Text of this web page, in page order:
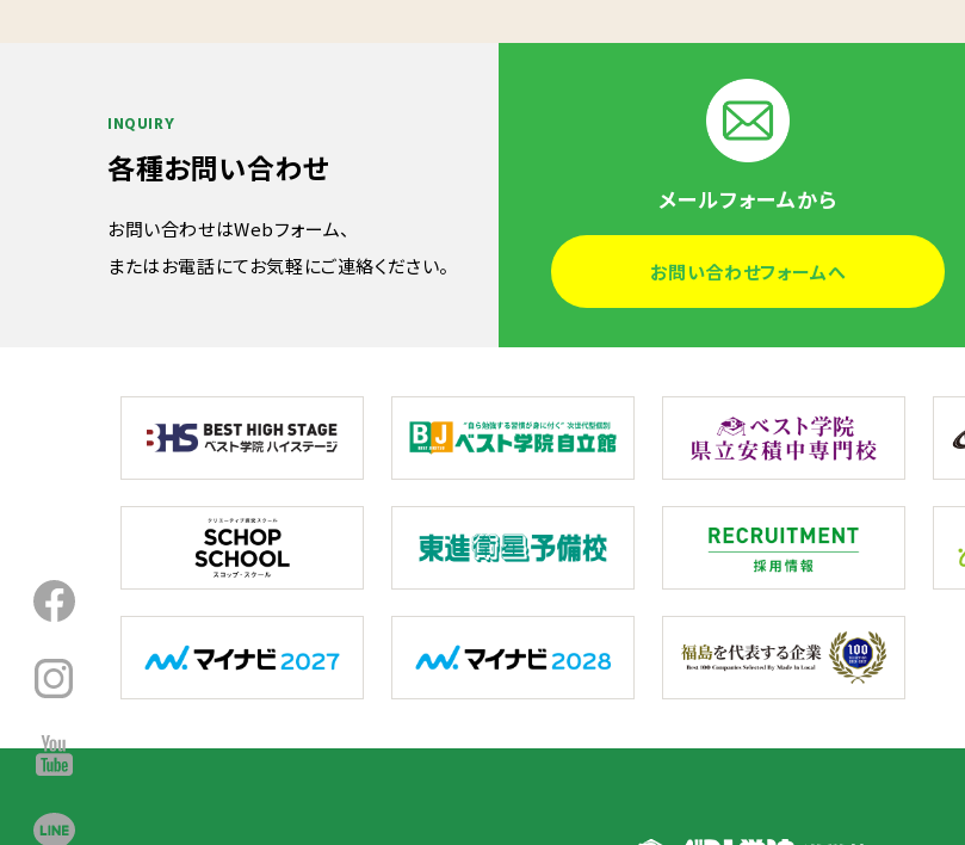
INQUIRY
各種お問い合わせ
お問い合わせはWebフォーム、
またはお電話にてお気軽にご連絡ください。
メールフォームから
お問い合わせフォームへ